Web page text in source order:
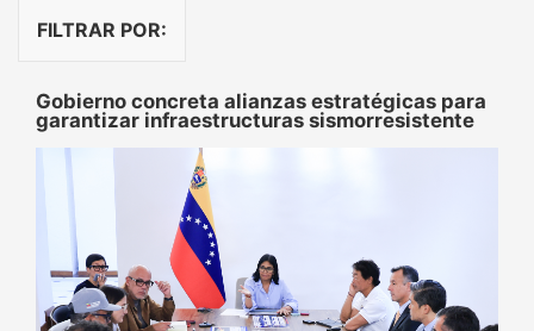
FILTRAR POR:
Gobierno concreta alianzas estratégicas para
garantizar infraestructuras sismorresistente